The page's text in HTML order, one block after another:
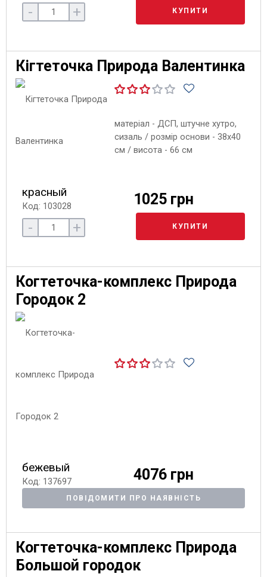
- + КУПИТИ
Кігтеточка Природа Валентинка
матеріал - ДСП, штучне хутро,
сизаль / розмір основи - 38х40
см / висота - 66 см
красный
Код: 103028 1025 грн
- + КУПИТИ
Когтеточка-комплекс Природа
Городок 2
бежевый
Код: 137697 4076 грн
ПОВІДОМИТИ ПРО НАЯВНІСТЬ
Когтеточка-комплекс Природа
Большой городок